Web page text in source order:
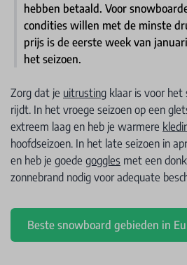
hebben betaald. Voor
condities willen met de minste
prijs is de eerste week van
het seizoen.
Zorg dat je uitrusting klaar is voor het
rijdt. In het vroege seizoen op een
extreem laag en heb je warmere
hoofdseizoen. In het late seizoen in
en heb je goede goggles met een
zonnebrand nodig voor adequate
Beste snowboard gebieden in